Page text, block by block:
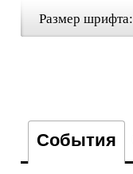
Размер шрифта:
События